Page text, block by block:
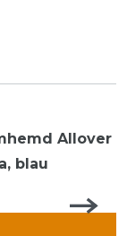
Allover
blau